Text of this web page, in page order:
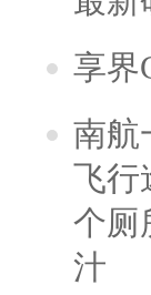
享界
南航
飞行
个厕
汁